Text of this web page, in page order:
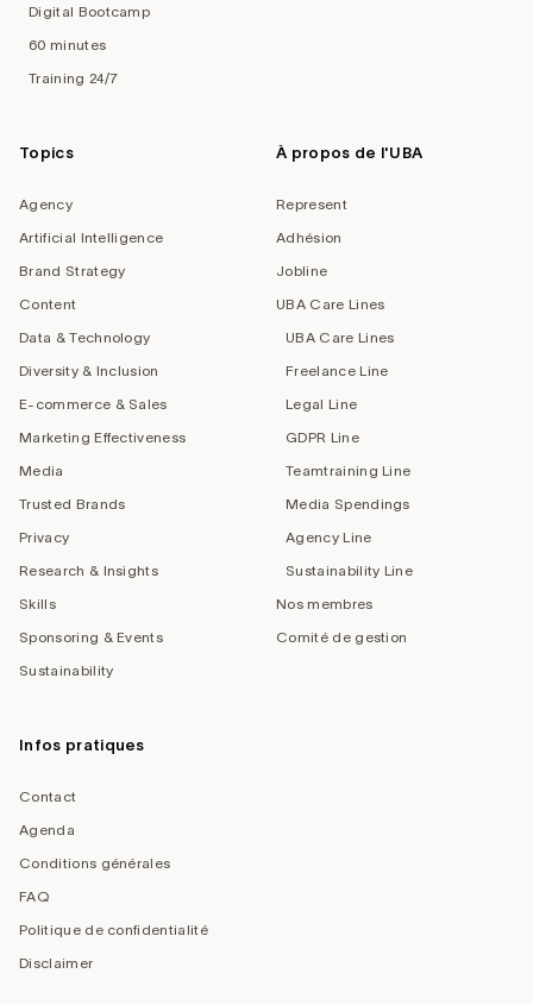
Digital Bootcamp
60 minutes
Training 24/7
Topics
Agency
Artificial Intelligence
Brand Strategy
Content
Data & Technology
Diversity & Inclusion
E-commerce & Sales
Marketing Effectiveness
Media
Trusted Brands
Privacy
Research & Insights
Skills
Sponsoring & Events
Sustainability
À propos de l'UBA
Represent
Adhésion
Jobline
UBA Care Lines
UBA Care Lines
Freelance Line
Legal Line
GDPR Line
Teamtraining Line
Media Spendings
Agency Line
Sustainability Line
Nos membres
Comité de gestion
Infos pratiques
Contact
Agenda
Conditions générales
FAQ
Politique de confidentialité
Disclaimer